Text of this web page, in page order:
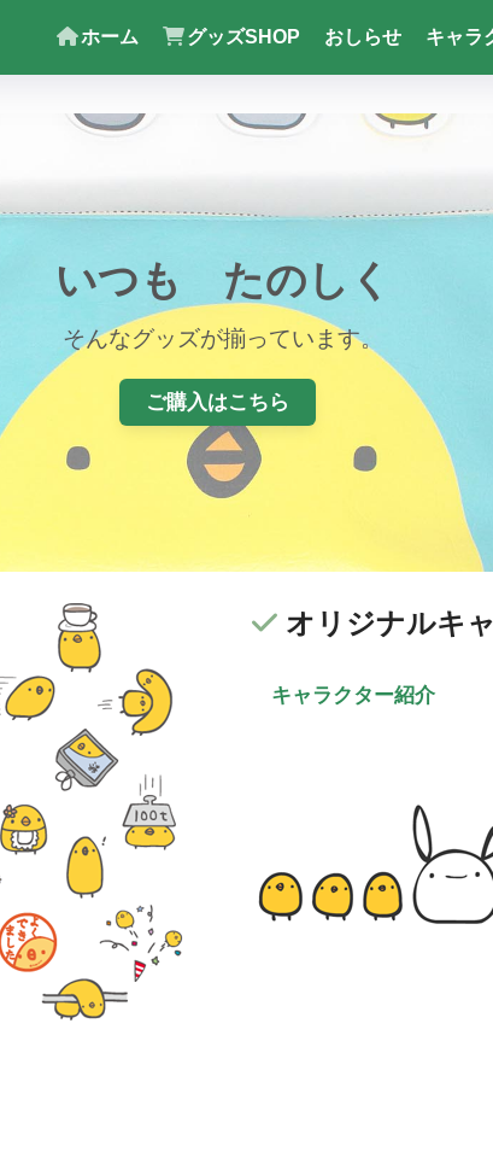
ホーム グッズSHOP おしらせ キャラ
いつも　たのしく
そんなグッズが揃っています。
ご購入はこちら
オリジナルキ
キャラクター紹介